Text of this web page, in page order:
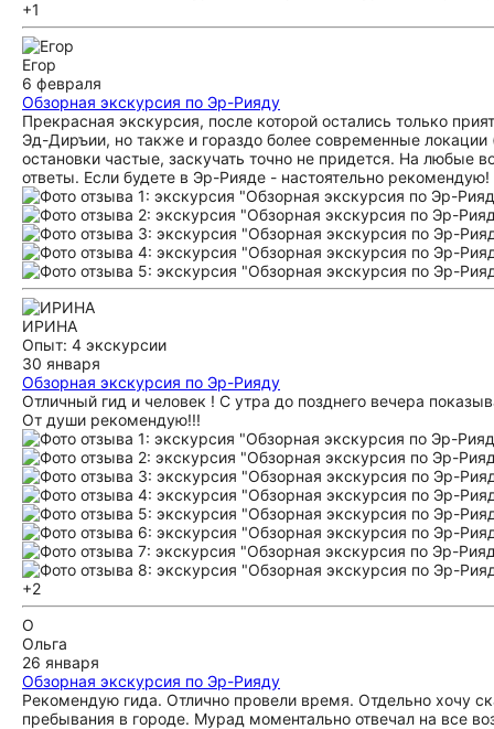
+1
Егор
6 февраля
Обзорная экскурсия по Эр-Рияду
Прекрасная экскурсия, после которой остались только
Эд-Диръии, но также и гораздо более современные
остановки частые, заскучать точно не придется. На любые
ответы. Если будете в Эр-Рияде - настоятельно
ИРИНА
Опыт: 4 экскурсии
30 января
Обзорная экскурсия по Эр-Рияду
Отличный гид и человек ! С утра до позднего вечера
От души рекомендую!!!
+2
О
Ольга
26 января
Обзорная экскурсия по Эр-Рияду
Рекомендую гида. Отлично провели время. Отдельно хочу
пребывания в городе. Мурад моментально отвечал на все